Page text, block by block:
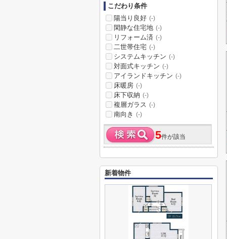
こだわり条件
陽当り良好 (-)
閑静な住宅地 (-)
リフォーム済 (-)
二世帯住宅 (-)
システムキッチン (-)
対面式キッチン (-)
アイランドキッチン (-)
床暖房 (-)
床下収納 (-)
複層ガラス (-)
南向き (-)
5件が該当
新着物件